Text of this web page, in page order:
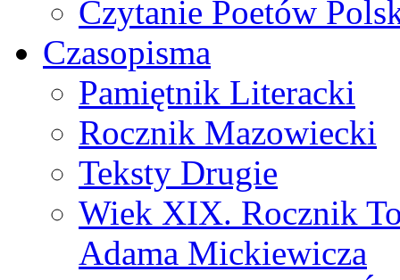
Czytanie Poetów
Czasopisma
Pamiętnik Literacki
Rocznik Mazowiecki
Teksty Drugie
Wiek XIX. Rocznik
Adama Mickiewicza